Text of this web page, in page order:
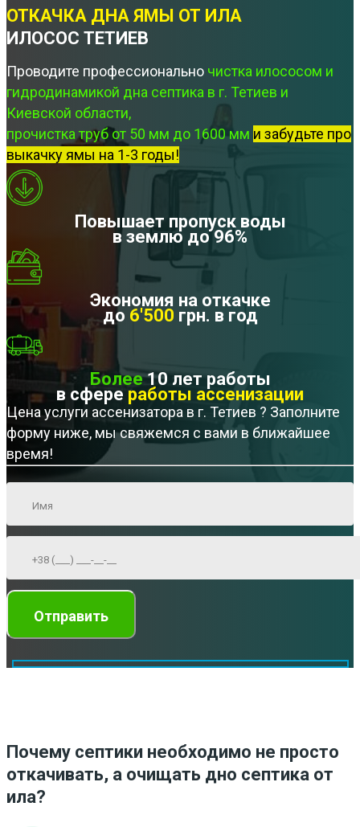
ОТКАЧКА ДНА ЯМЫ ОТ ИЛА
ИЛОСОС ТЕТИЕВ
Проводите профессионально чистка илососом и
гидродинамикой дна септика в г. Тетиев и
Киевской области,
прочистка труб от 50 мм до 1600 мм и забудьте про
выкачку ямы на 1-3 годы!
Повышает пропуск воды
в землю до 96%
Экономия на откачке
до 6'500 грн. в год
Более10 лет работы
в сфере работы ассенизации
Цена услуги ассенизатора в г. Тетиев ? Заполните
форму ниже, мы свяжемся с вами в ближайшее
время!
Почему септики необходимо не просто
откачивать, а очищать дно септика от
ила?